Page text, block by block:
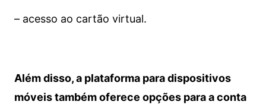
– acesso ao cartão virtual.
Além disso, a plataforma para dispositivos
móveis também oferece opções para a conta